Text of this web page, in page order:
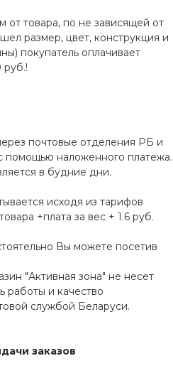
от товара, по не зависящей от
размер, цвет, конструкция и
покупатель оплачивает
руб.!
почтовые отделения РБ и
помощью наложенного платежа.
в будние дни.
исходя из тарифов
+плата за вес + 1.6 руб.
Вы можете посетив
"Активная зона" не несет
работы и качество
службой Беларуси.
заказов